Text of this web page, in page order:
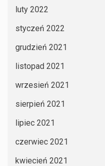
luty 2022
styczeń 2022
grudzień 2021
listopad 2021
wrzesień 2021
sierpień 2021
lipiec 2021
czerwiec 2021
kwiecień 2021